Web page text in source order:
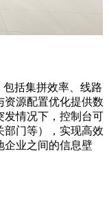
括集拼效率、线路
资源配置优化提供数
发情况下，控制台可
部门等），实现高效
企业之间的信息壁